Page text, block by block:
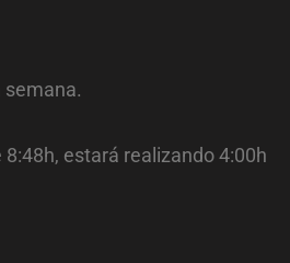
semana.
estará realizando 4:00h